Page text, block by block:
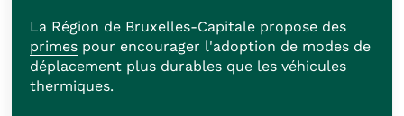
La Région de Bruxelles-Capitale propose des
primes pour encourager l'adoption de modes de
déplacement plus durables que les véhicules
thermiques.